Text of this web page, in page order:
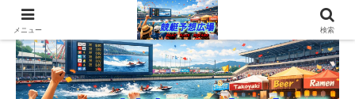
メニュー 検索